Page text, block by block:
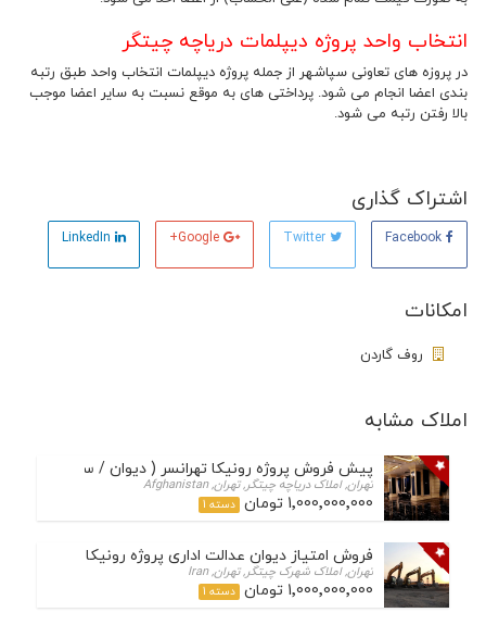
انتخاب واحد پروژه دیپلمات دریاچه چیتگر
در پروزه های تعاونی سپاشهر از جمله پروژه دیپلمات انتخاب واحد طبق رتبه
بندی اعضا انجام می شود. پرداختی های به موقع نسبت به سایر اعضا موجب
بالا رفتن رتبه می شود.
اشتراک گذاری
Twitter
Google+
LinkedIn
امکانات
روف گاردن
املاک مشابه
پیش فروش پروژه رونیکا تهرانسر ( دیوان / سپاه /
تهران, املاک دریاچه چیتگر, تهران, Afghanistan
1٬000٬000٬000 تومان دسته 1
فروش امتیاز دیوان عدالت اداری پروژه رونیکا پالاس تهرانسر
تهران, املاک شهرک چیتگر, تهران, Iran
1٬000٬000٬000 تومان دسته 1